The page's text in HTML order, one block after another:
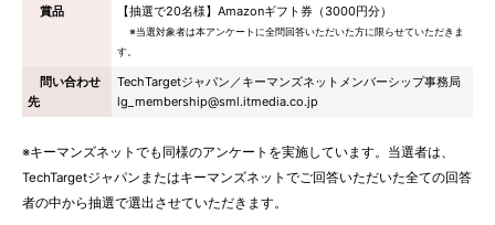
賞品
【抽選で20名様】Amazonギフト券（3000円分）
※当選対象者は本アンケートに全問回答いただいた方に限らせていただきま
す。
問い合わせ
先
TechTargetジャパン／キーマンズネットメンバーシップ事務局
lg_membership@sml.itmedia.co.jp
※キーマンズネットでも同様のアンケートを実施しています。当選者は、
TechTargetジャパンまたはキーマンズネットでご回答いただいた全ての回答
者の中から抽選で選出させていただきます。